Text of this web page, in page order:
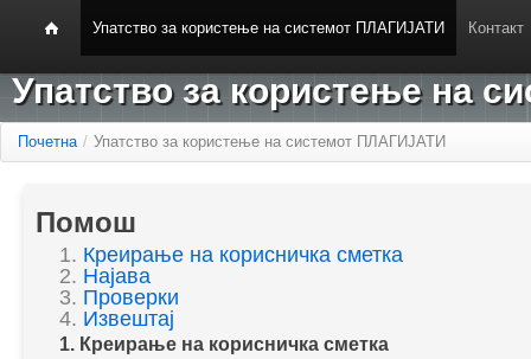
Упатство за користење на системот ПЛАГИЈАТИ Контакт
Упатство за користење на
Почетна / Упатство за користење на системот ПЛАГИЈАТИ
Помош
1. Креирање на корисничка сметка
2. Најава
3. Проверки
4. Извештај
1. Креирање на корисничка сметка